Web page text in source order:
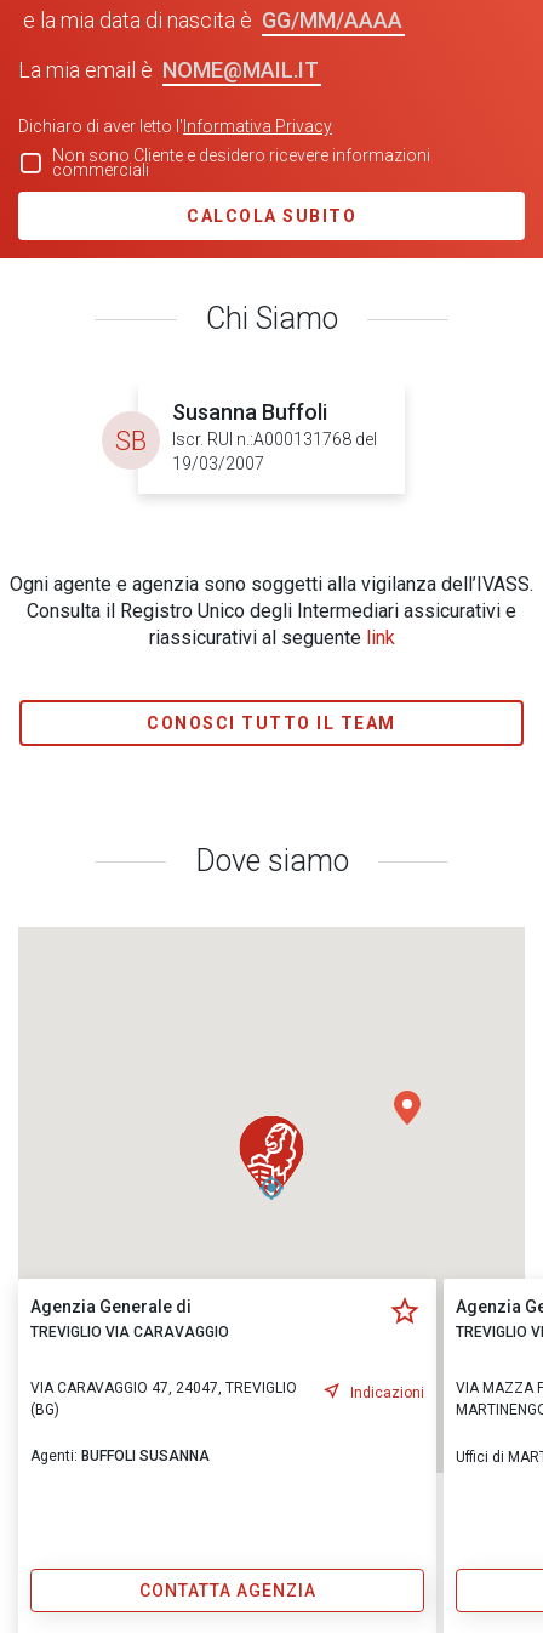
e la mia data di nascita è
GG/MM/AAAA
La mia email è NOME@MAIL.IT
Dichiaro di aver letto l' Informativa Privacy
Non sono Cliente e desidero ricevere informazioni
commerciali
CALCOLA SUBITO
Chi Siamo
Susanna Buffoli
Iscr. RUI n.:A000131768 del
19/03/2007
SB
Ogni agente e agenzia sono soggetti alla vigilanza dell’IVASS.
Consulta il Registro Unico degli Intermediari assicurativi e
riassicurativi al seguente link
CONOSCI TUTTO IL TEAM
Dove siamo
Agenzia Generale di
TREVIGLIO VIA CARAVAGGIO
VIA CARAVAGGIO 47, 24047, TREVIGLIO
(BG)
Indicazioni
Agenti: BUFFOLI SUSANNA
CONTATTA AGENZIA
Agenzia
TREVIGLIO
VIA MAZZA
Uffici di